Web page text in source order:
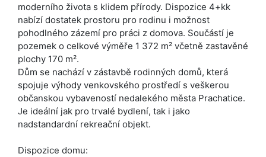
moderního života s klidem přírody. Dispozice 4+kk
nabízí dostatek prostoru pro rodinu i možnost
pohodlného zázemí pro práci z domova. Součástí je
pozemek o celkové výměře 1 372 m² včetně zastavěné
plochy 170 m².
Dům se nachází v zástavbě rodinných domů, která
spojuje výhody venkovského prostředí s veškerou
občanskou vybaveností nedalekého města Prachatice.
Je ideální jak pro trvalé bydlení, tak i jako
nadstandardní rekreační objekt.
Dispozice domu: